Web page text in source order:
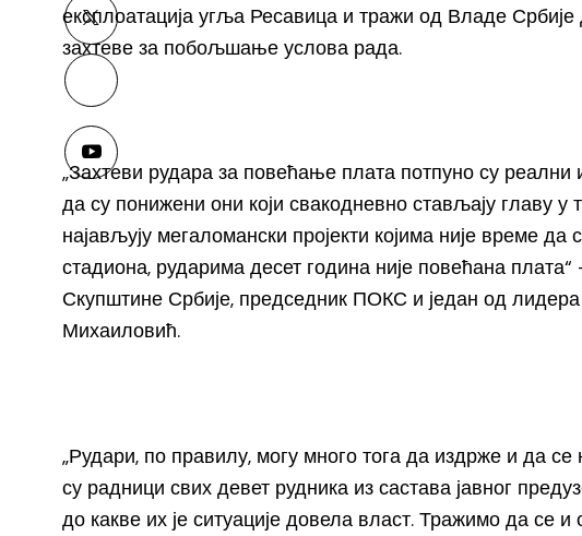
експлоатација угља Ресавица и тражи од Владе
захтеве за побољшање услова рада.
„Захтеви рудара за повећање плата потпуно су
да су понижени они који свакодневно стављају главу у
најављују мегаломански пројекти којима није време да
стадиона, рударима десет година није повећана плата“
Скупштине Србије, председник ПОКС и један од
Михаиловић.
„Рудари, по правилу, могу много тога да издрже и да
су радници свих девет рудника из састава јавног
до какве их је ситуације довела власт. Тражимо да се и